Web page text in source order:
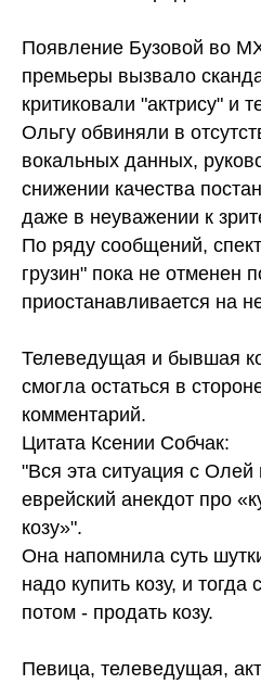
Появление Бузовой во
премьеры вызвало
критиковали "актрису" и
Ольгу обвиняли в
вокальных данных,
снижении качества
даже в неуважении к
По ряду сообщений,
грузин" пока не отменен
приостанавливается на
Телеведущая и бывшая
смогла остаться в
комментарий.
Цитата Ксении Собчак:
"Вся эта ситуация с Олей
еврейский анекдот про
козу»".
Она напомнила суть
надо купить козу, и
потом - продать козу.
Певица, телеведущая,